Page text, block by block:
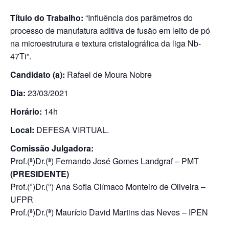
Título do Trabalho: “Influência dos parâmetros do
processo de manufatura aditiva de fusão em leito de pó
na microestrutura e textura cristalográfica da liga Nb-
47Ti”.
Candidato (a): Rafael de Moura Nobre
Dia: 23/03/2021
Horário: 14h
Local: DEFESA VIRTUAL.
Comissão Julgadora:
Prof.(ª)Dr.(ª) Fernando José Gomes Landgraf – PMT
(PRESIDENTE)
Prof.(ª)Dr.(ª) Ana Sofia Clímaco Monteiro de Oliveira –
UFPR
Prof.(ª)Dr.(ª) Maurício David Martins das Neves – IPEN